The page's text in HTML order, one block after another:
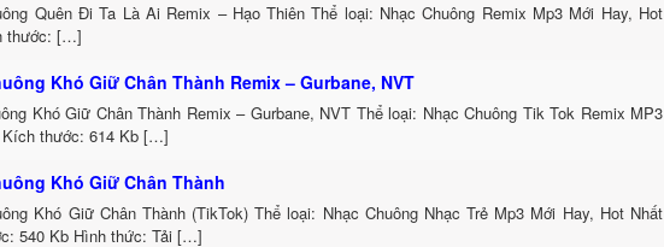
Quên Đi Ta Là Ai Remix – Hạo Thiên Thể loại: Nhạc Chuông Remix Mp3 Mới Hay, Hot
thước: […]
Khó Giữ Chân Thành Remix – Gurbane, NVT
Khó Giữ Chân Thành Remix – Gurbane, NVT Thể loại: Nhạc Chuông Tik Tok Remix MP3
Kích thước: 614 Kb […]
Khó Giữ Chân Thành
Khó Giữ Chân Thành (TikTok) Thể loại: Nhạc Chuông Nhạc Trẻ Mp3 Mới Hay, Hot Nhất
540 Kb Hình thức: Tải […]